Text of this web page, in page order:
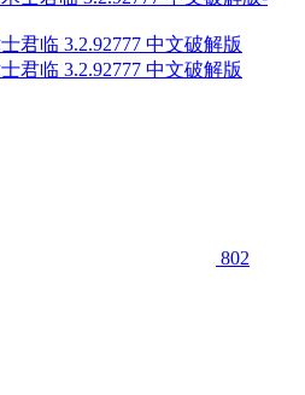
君临 3.2.92777 中文破解版
君临 3.2.92777 中文破解版
802